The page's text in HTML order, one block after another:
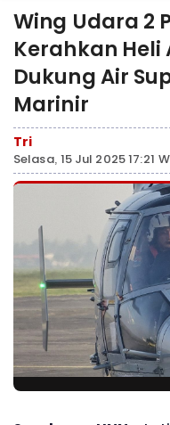
Wing Udara 2
Kerahkan Heli
Dukung Air
Marinir
Tri
Selasa, 15 Jul 2025 17:21